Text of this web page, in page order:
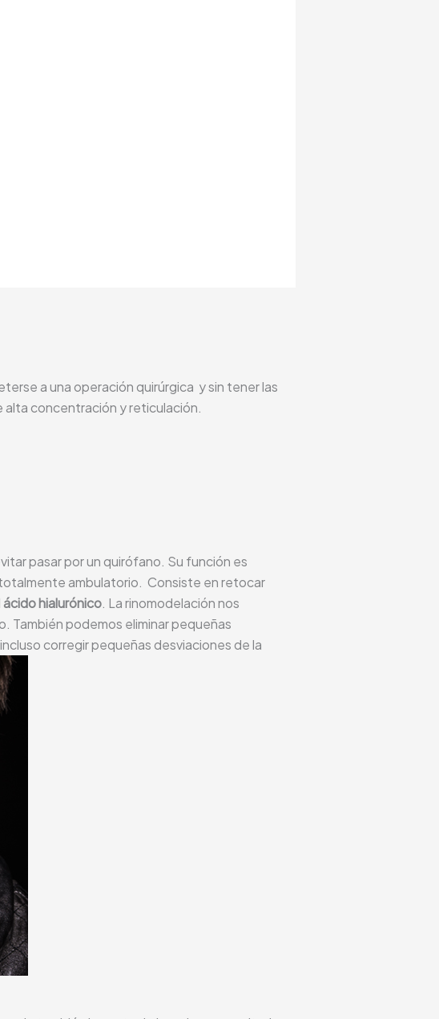
a una operación quirúrgica y sin tener las
alta concentración y reticulación.
pasar por un quirófano. Su función es
ambulatorio. Consiste en retocar
ácido hialurónico. La rinomodelación nos
También podemos eliminar pequeñas
corregir pequeñas desviaciones de la